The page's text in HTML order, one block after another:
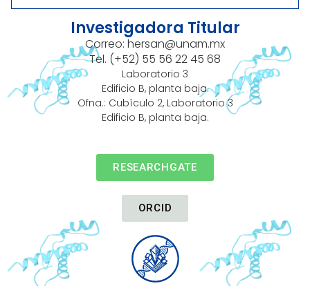
Investigadora Titular
Correo: hersan@unam.mx
Tel. (+52) 55 56 22 45 68
Laboratorio 3
Edificio B, planta baja.
Ofna.: Cubículo 2, Laboratorio 3
Edificio B, planta baja.
RESEARCHGATE
ORCID